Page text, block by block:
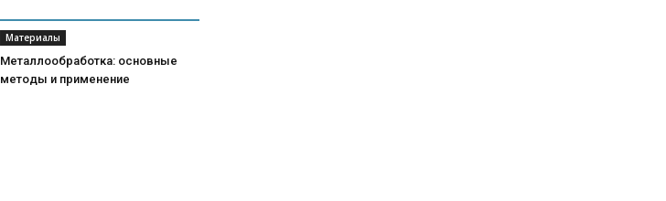
Материалы
Металлообработка: основные
методы и применение